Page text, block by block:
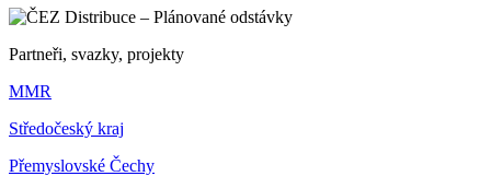
Partneři, svazky, projekty
MMR
Středočeský kraj
Přemyslovské Čechy